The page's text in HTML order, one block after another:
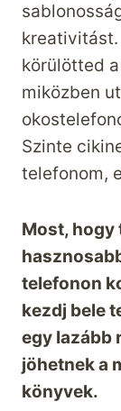
körülötted
miközben
Szinte
telefonom,
Most, hogy
telefonon
kezdj bele
egy lazább
jöhetnek a
könyvek.